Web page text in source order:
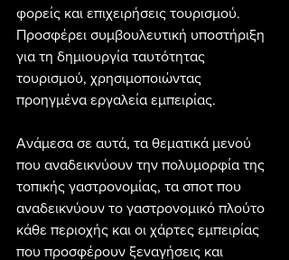
φορείς και επιχειρήσεις τουρισμού.
Προσφέρει συμβουλευτική υποστήριξη
για τη δημιουργία ταυτότητας
τουρισμού, χρησιμοποιώντας
προηγμένα εργαλεία εμπειρίας.
Ανάμεσα σε αυτά, τα θεματικά μενού
που αναδεικνύουν την πολυμορφία της
τοπικής γαστρονομίας, τα σποτ που
αναδεικνύουν το γαστρονομικό πλούτο
κάθε περιοχής και οι χάρτες εμπειρίας
που προσφέρουν ξεναγήσεις και